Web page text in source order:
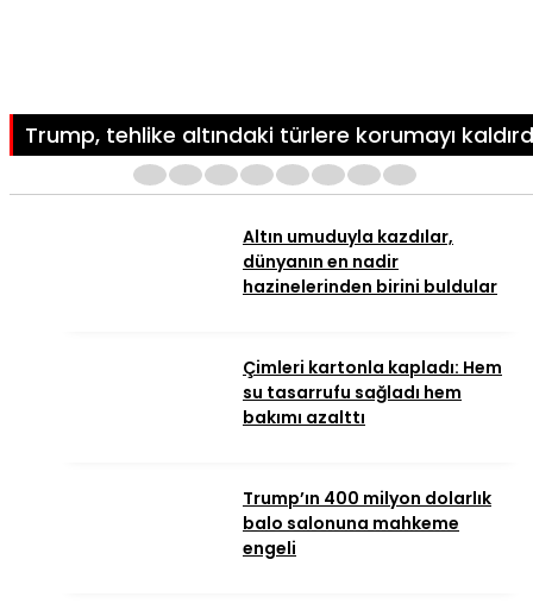
Trump, tehlike altındaki türlere korumayı
Altın umuduyla kazdılar,
dünyanın en nadir
hazinelerinden birini buldular
Çimleri kartonla kapladı: Hem
su tasarrufu sağladı hem
bakımı azalttı
Trump’ın 400 milyon dolarlık
balo salonuna mahkeme
engeli